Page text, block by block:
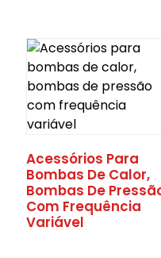
Acessórios Para
Bombas De Calor,
Bombas De
Com Frequência
Variável